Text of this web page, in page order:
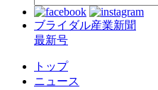
ブライダル産業新聞
最新号
トップ
ニュース